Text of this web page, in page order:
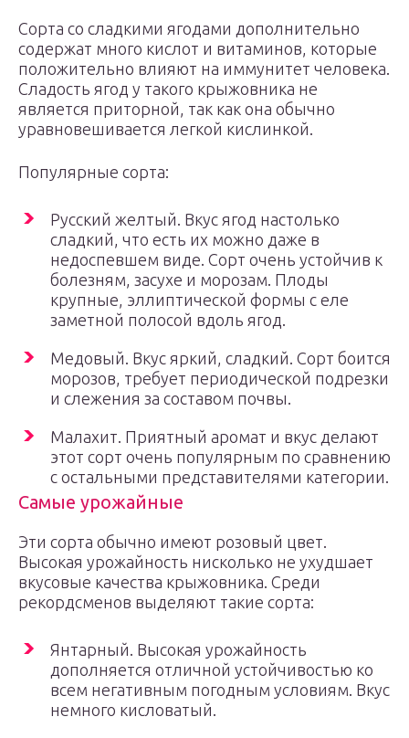
Сорта со сладкими ягодами дополнительно
содержат много кислот и витаминов, которые
положительно влияют на иммунитет человека.
Сладость ягод у такого крыжовника не
является приторной, так как она обычно
уравновешивается легкой кислинкой.
Популярные сорта:
Русский желтый. Вкус ягод настолько
сладкий, что есть их можно даже в
недоспевшем виде. Сорт очень устойчив к
болезням, засухе и морозам. Плоды
крупные, эллиптической формы с еле
заметной полосой вдоль ягод.
Медовый. Вкус яркий, сладкий. Сорт боится
морозов, требует периодической подрезки
и слежения за составом почвы.
Малахит. Приятный аромат и вкус делают
этот сорт очень популярным по сравнению
с остальными представителями категории.
Самые урожайные
Эти сорта обычно имеют розовый цвет.
Высокая урожайность нисколько не ухудшает
вкусовые качества крыжовника. Среди
рекордсменов выделяют такие сорта:
Янтарный. Высокая урожайность
дополняется отличной устойчивостью ко
всем негативным погодным условиям. Вкус
немного кисловатый.